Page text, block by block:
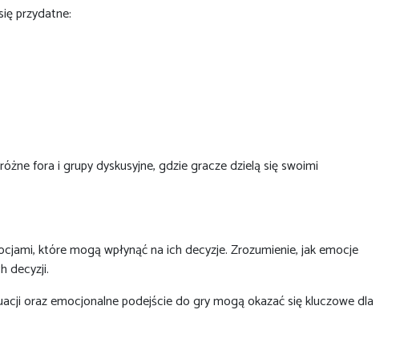
przydatne:
fora i grupy dyskusyjne, gdzie gracze dzielą się swoimi
które mogą wpłynąć na ich decyzje. Zrozumienie, jak emocje
decyzji.
oraz emocjonalne podejście do gry mogą okazać się kluczowe dla